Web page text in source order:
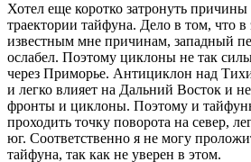
Хотел еще коротко затронуть
траектории тайфуна. Дело в том, что в
известным мне причинам, западный
ослабел. Поэтому циклоны не так
через Приморье. Антициклон над
и легко влияет на Дальний Восток и
фронты и циклоны. Поэтому и
проходить точку поворота на север,
юг. Соответственно я не могу
тайфуна, так как не уверен в этом.